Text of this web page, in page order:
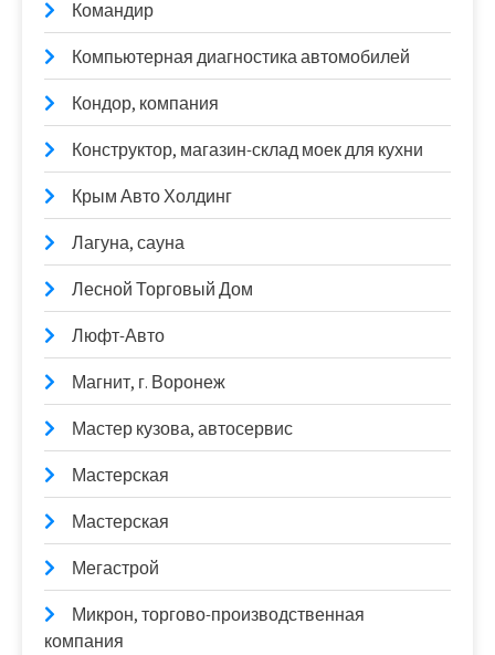
Командир
Компьютерная диагностика автомобилей
Кондор, компания
Конструктор, магазин-склад моек для кухни
Крым Авто Холдинг
Лагуна, сауна
Лесной Торговый Дом
Люфт-Авто
Магнит, г. Воронеж
Мастер кузова, автосервис
Мастерская
Мастерская
Мегастрой
Микрон, торгово-производственная
компания